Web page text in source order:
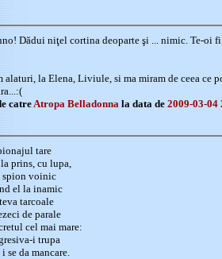
Dădui niţel cortina deoparte şi ... nimic. Te-oi
alaturi, la Elena, Liviule, si ma miram de ceea ce
catreAtropa Belladonna la data de 2009-03-04
tare
prins, cu lupa,
spion voinic
el la inamic
tarcoale
de parale
cel mai mare:
i trupa
se da mancare.